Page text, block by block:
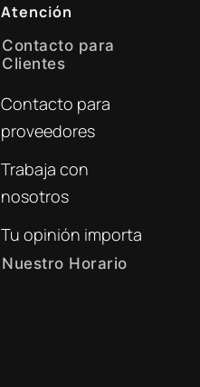
Atención
Contacto para
Clientes
+51 941 525 454
digital@zamtsu.com
Contacto para
proveedores
Trabaja con
nosotros
Tu opinión importa
Nuestro Horario